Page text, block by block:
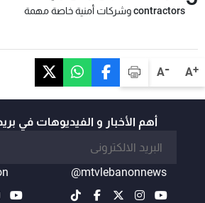
A+
A-
contractors وشركات أمنية خاصة مهمة
أهم الأخبار و الفيديوهات في
@mtvlebanonnews